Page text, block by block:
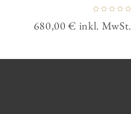
680,00€ inkl. MwSt.